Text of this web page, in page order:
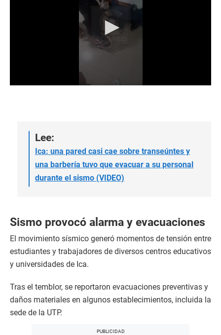
d
Lee:
Ica: una pared casi cae sobre transeúntes y
una barbería tuvo que evacuar a su personal
durante el sismo (VIDEO)
Sismo provocó alarma y evacuaciones
El movimiento sísmico generó momentos de tensión entre
estudiantes y trabajadores de diversos centros educativos
y universidades de Ica.
Tras el temblor, se reportaron evacuaciones preventivas y
daños materiales en algunos establecimientos, incluida la
sede de la UTP.